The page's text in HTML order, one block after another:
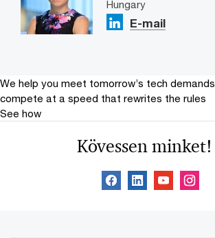
Hungary
E-mail
We help you meet tomorrow’s tech demands
compete at a speed that rewrites the rules
See how
Kövessen minket!